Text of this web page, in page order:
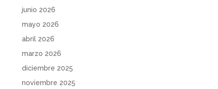
junio 2026
mayo 2026
abril 2026
marzo 2026
diciembre 2025
noviembre 2025